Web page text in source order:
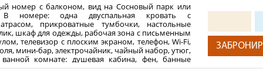
мести представлен 9 категориями номеров и отдельно
утопающими в зелени парка.
комфортного пребывания гостей:
электронные замки, мини-бар, электрочайник, чайный
номер с балконом, вид на Сосновый парк или
В номере: одна двуспальная кровать с
прикроватные тумбочки, настольные
шкаф для одежды, рабочая зона с письменным
телевизор с плоским экраном, телефон, Wi-Fi,
мини-бар, электрочайник, чайный набор, утюг,
ванной комнате: душевая кабина, фен, банные
тапочки, гостиничная парфюмерия. На полу в